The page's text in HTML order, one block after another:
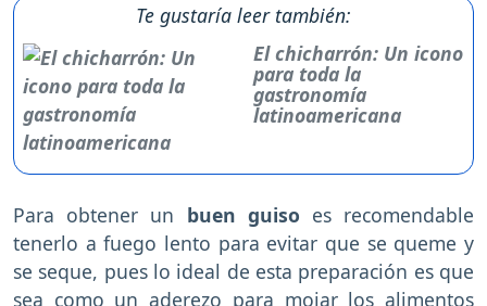
Te gustaría leer también:
El chicharrón: Un icono
para toda la
gastronomía
latinoamericana
Para obtener un buen guiso es recomendable
tenerlo a fuego lento para evitar que se queme y
se seque, pues lo ideal de esta preparación es que
sea como un aderezo para mojar los alimentos